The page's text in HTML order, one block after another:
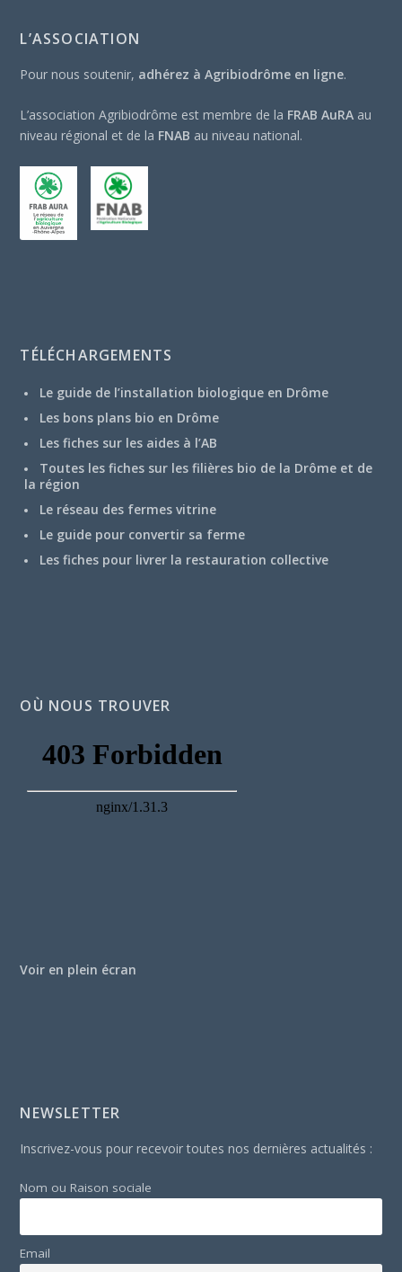
L’ASSOCIATION
Pour nous soutenir, adhérez à Agribiodrôme en ligne.
L’association Agribiodrôme est membre de la FRAB AuRA au
niveau régional et de la FNAB au niveau national.
TÉLÉCHARGEMENTS
Le guide de l’installation biologique en Drôme
Les bons plans bio en Drôme
Les fiches sur les aides à l’AB
Toutes les fiches sur les filières bio de la Drôme et de
la région
Le réseau des fermes vitrine
Le guide pour convertir sa ferme
Les fiches pour livrer la restauration collective
OÙ NOUS TROUVER
Voir en plein écran
NEWSLETTER
Inscrivez-vous pour recevoir toutes nos dernières actualités :
Nom ou Raison sociale
Email